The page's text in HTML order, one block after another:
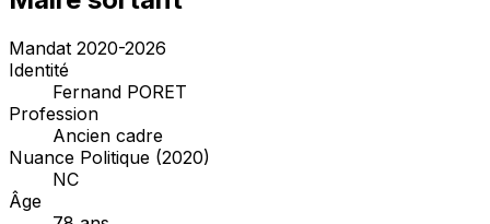
Mandat 2020-2026
Identité
Fernand PORET
Profession
Ancien cadre
Nuance Politique (2020)
NC
Âge